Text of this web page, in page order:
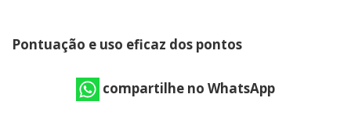
Pontuação e uso eficaz dos pontos
compartilhe no WhatsApp